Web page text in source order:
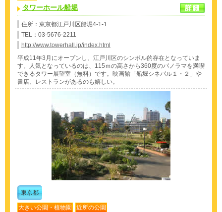
タワーホール船堀
住所：東京都江戸川区船堀4-1-1
TEL：03-5676-2211
http://www.towerhall.jp/index.html
平成11年3月にオープンし、江戸川区のシンボル的存在となっていま
す。人気となっているのは、115ｍの高さから360度のパノラマを満喫
できるタワー展望室（無料）です。映画館「船堀シネパル１・２」や
書店、レストランがあるのも嬉しい。
東京都
大きい公園・植物園 近所の公園